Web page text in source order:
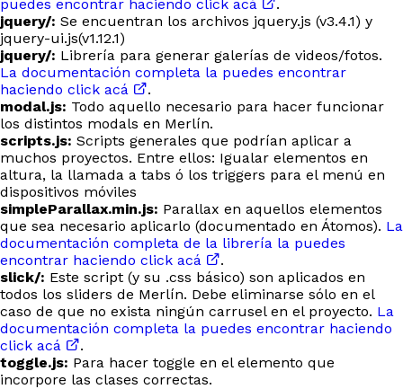
puedes encontrar haciendo click acá
.
jquery/: Se encuentran los archivos jquery.js (v3.4.1) y
jquery-ui.js(v1.12.1)
jquery/: Librería para generar galerías de videos/fotos.
La documentación completa la puedes encontrar
haciendo click acá
.
modal.js: Todo aquello necesario para hacer funcionar
los distintos modals en Merlín.
scripts.js: Scripts generales que podrían aplicar a
muchos proyectos. Entre ellos: Igualar elementos en
altura, la llamada a tabs ó los triggers para el menú en
dispositivos móviles
simpleParallax.min.js: Parallax en aquellos elementos
que sea necesario aplicarlo (documentado en Átomos). La
documentación completa de la librería la puedes
encontrar haciendo click acá
.
slick/: Este script (y su .css básico) son aplicados en
todos los sliders de Merlín. Debe eliminarse sólo en el
caso de que no exista ningún carrusel en el proyecto. La
documentación completa la puedes encontrar haciendo
click acá
.
toggle.js: Para hacer toggle en el elemento que
incorpore las clases correctas.